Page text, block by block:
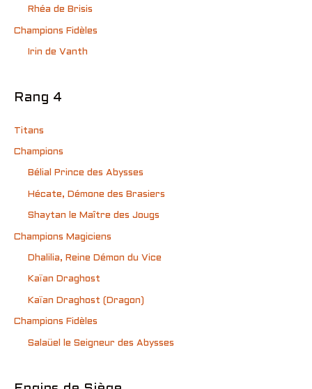
Rhéa de Brisis
Champions Fidèles
Irin de Vanth
Rang 4
Titans
Champions
Bélial Prince des Abysses
Hécate, Démone des Brasiers
Shaytan le Maître des Jougs
Champions Magiciens
Dhalilia, Reine Démon du Vice
Kaïan Draghost
Kaïan Draghost (Dragon)
Champions Fidèles
Salaüel le Seigneur des Abysses